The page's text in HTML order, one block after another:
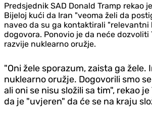
Predsjednik SAD Donald Tramp rekao
Bijeloj kući da Iran "veoma želi da
naveo da su ga kontaktirali "relevantni
dogovora. Ponovio je da neće dozvoliti
razvije nuklearno oružje.
"Oni žele sporazum, zaista ga žele.
nuklearno oružje. Dogovorili smo
ali oni se nisu složili sa tim", rekao
da je "uvjeren" da će se na kraju